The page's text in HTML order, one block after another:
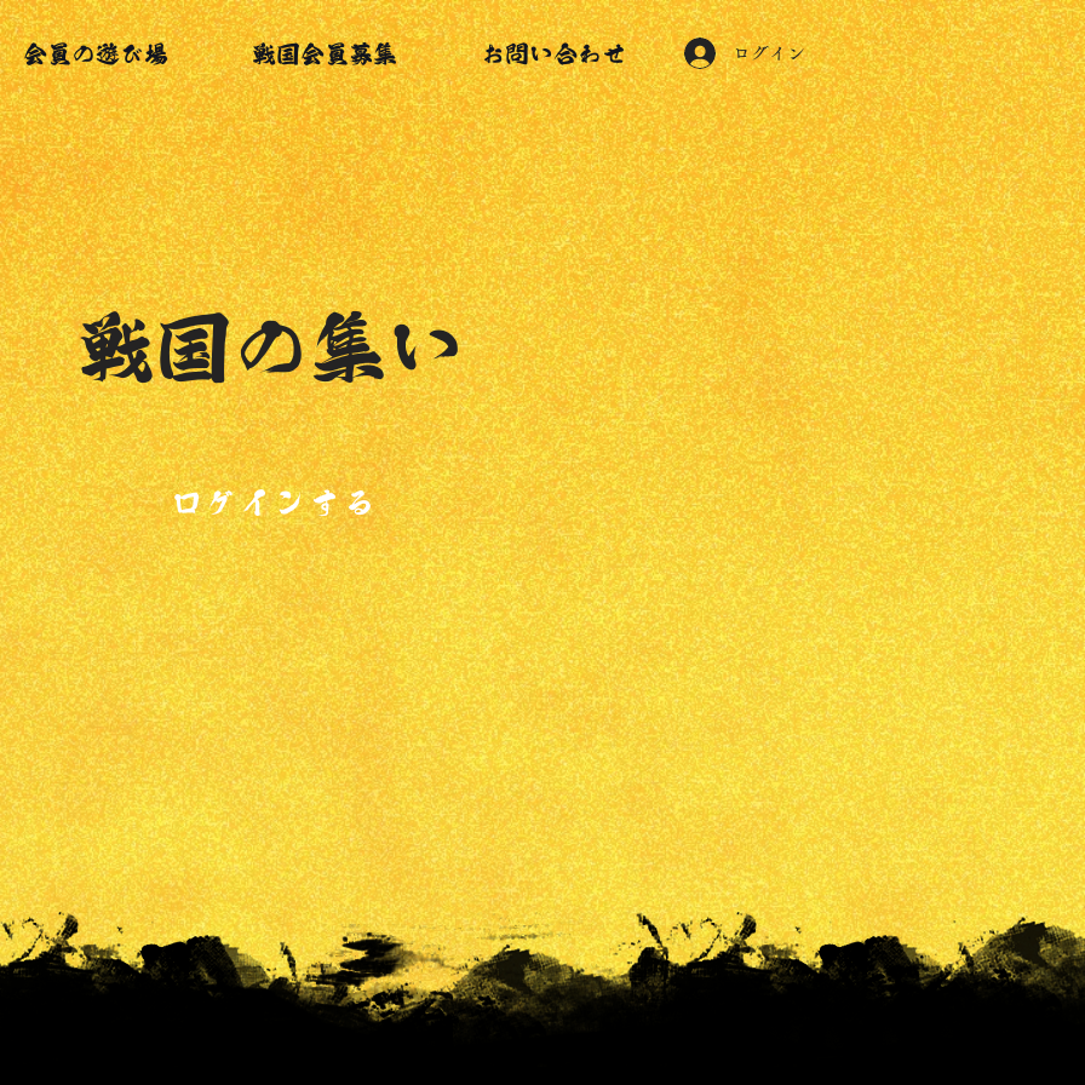
会員の遊び場 戦国会員募集 お問い合わせ ログイン
戦国の集い
ログインする